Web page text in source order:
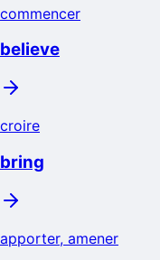
commencer
believe
croire
bring
apporter, amener